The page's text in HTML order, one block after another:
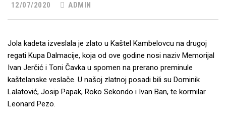
12/07/2020 ADMIN
Jola kadeta izveslala je zlato u Kaštel Kambelovcu na drugoj
regati Kupa Dalmacije, koja od ove godine nosi naziv Memorijal
Ivan Jerčić i Toni Čavka u spomen na prerano preminule
kaštelanske veslače. U našoj zlatnoj posadi bili su Dominik
Lalatović, Josip Papak, Roko Sekondo i Ivan Ban, te kormilar
Leonard Pezo.